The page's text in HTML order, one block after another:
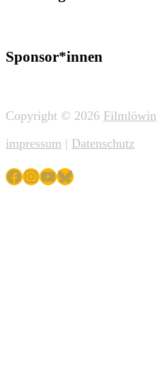
Sponsor*innen
Copyright © 2026 Filmlöwin
impressum | Datenschutz
Facebook
Instagram
YouTube
Bluesky